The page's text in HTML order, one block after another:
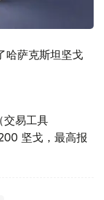
哈萨克斯坦坚戈
交易工具
坚戈，最高报